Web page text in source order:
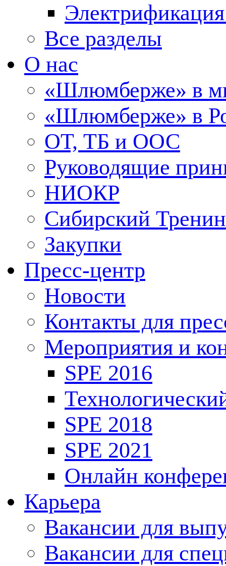
Все разделы
О нас
«Шлюмберже» в
«Шлюмберже» в
ОТ, ТБ и ООС
Руководящие
НИОКР
Сибирский
Закупки
Пресс-центр
Новости
Контакты для
Мероприятия и
SPE 2016
SPE 2018
SPE 2021
Онлайн
Карьера
Вакансии для
Вакансии для